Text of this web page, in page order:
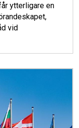
ytterligare en
vid